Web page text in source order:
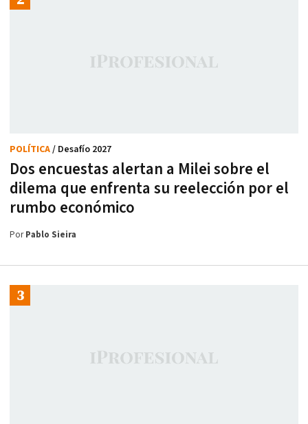
Dos encuestas alertan a Milei sobre el
dilema que enfrenta su reelección por el
rumbo económico
POLÍTICA/ Desafío 2027
PorPablo Sieira